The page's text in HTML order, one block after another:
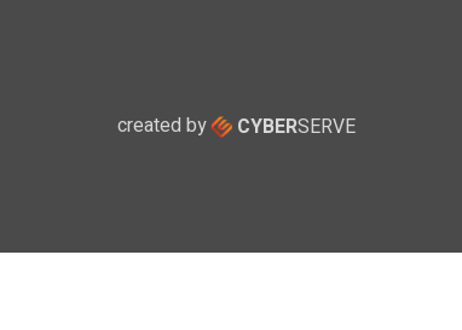
created by CYBERSERVE